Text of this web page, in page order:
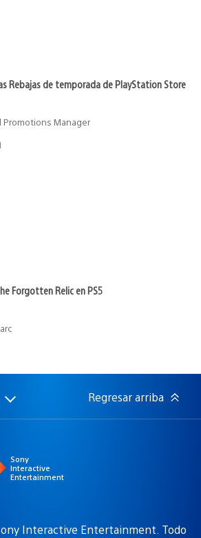
Rebajas de temporada de PlayStation Store
Manager
Forgotten Relic en PS5
Regresar arriba
Sony
Interactive
Entertainment
Interactive Entertainment. Todo